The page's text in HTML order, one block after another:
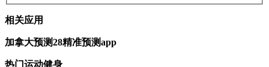
相关应用
加拿大预测28精准预测app
热门运动健身